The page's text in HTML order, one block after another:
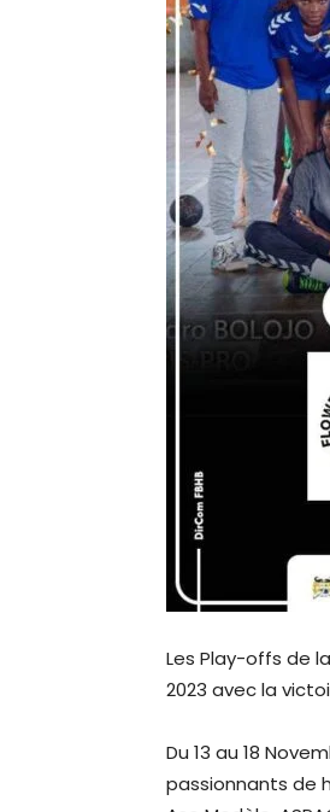
Les Play-offs de
2023 avec la
Du 13 au 18
passionnants de